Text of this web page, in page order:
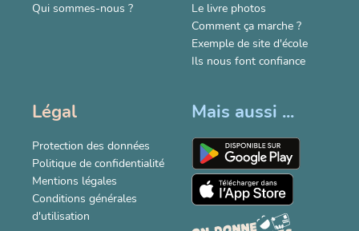
Qui sommes-nous ?
Le livre photos
Comment ça marche ?
Exemple de site d'école
Ils nous font confiance
Légal
Protection des données
Politique de confidentialité
Mentions légales
Conditions générales
d'utilisation
Mais aussi ...